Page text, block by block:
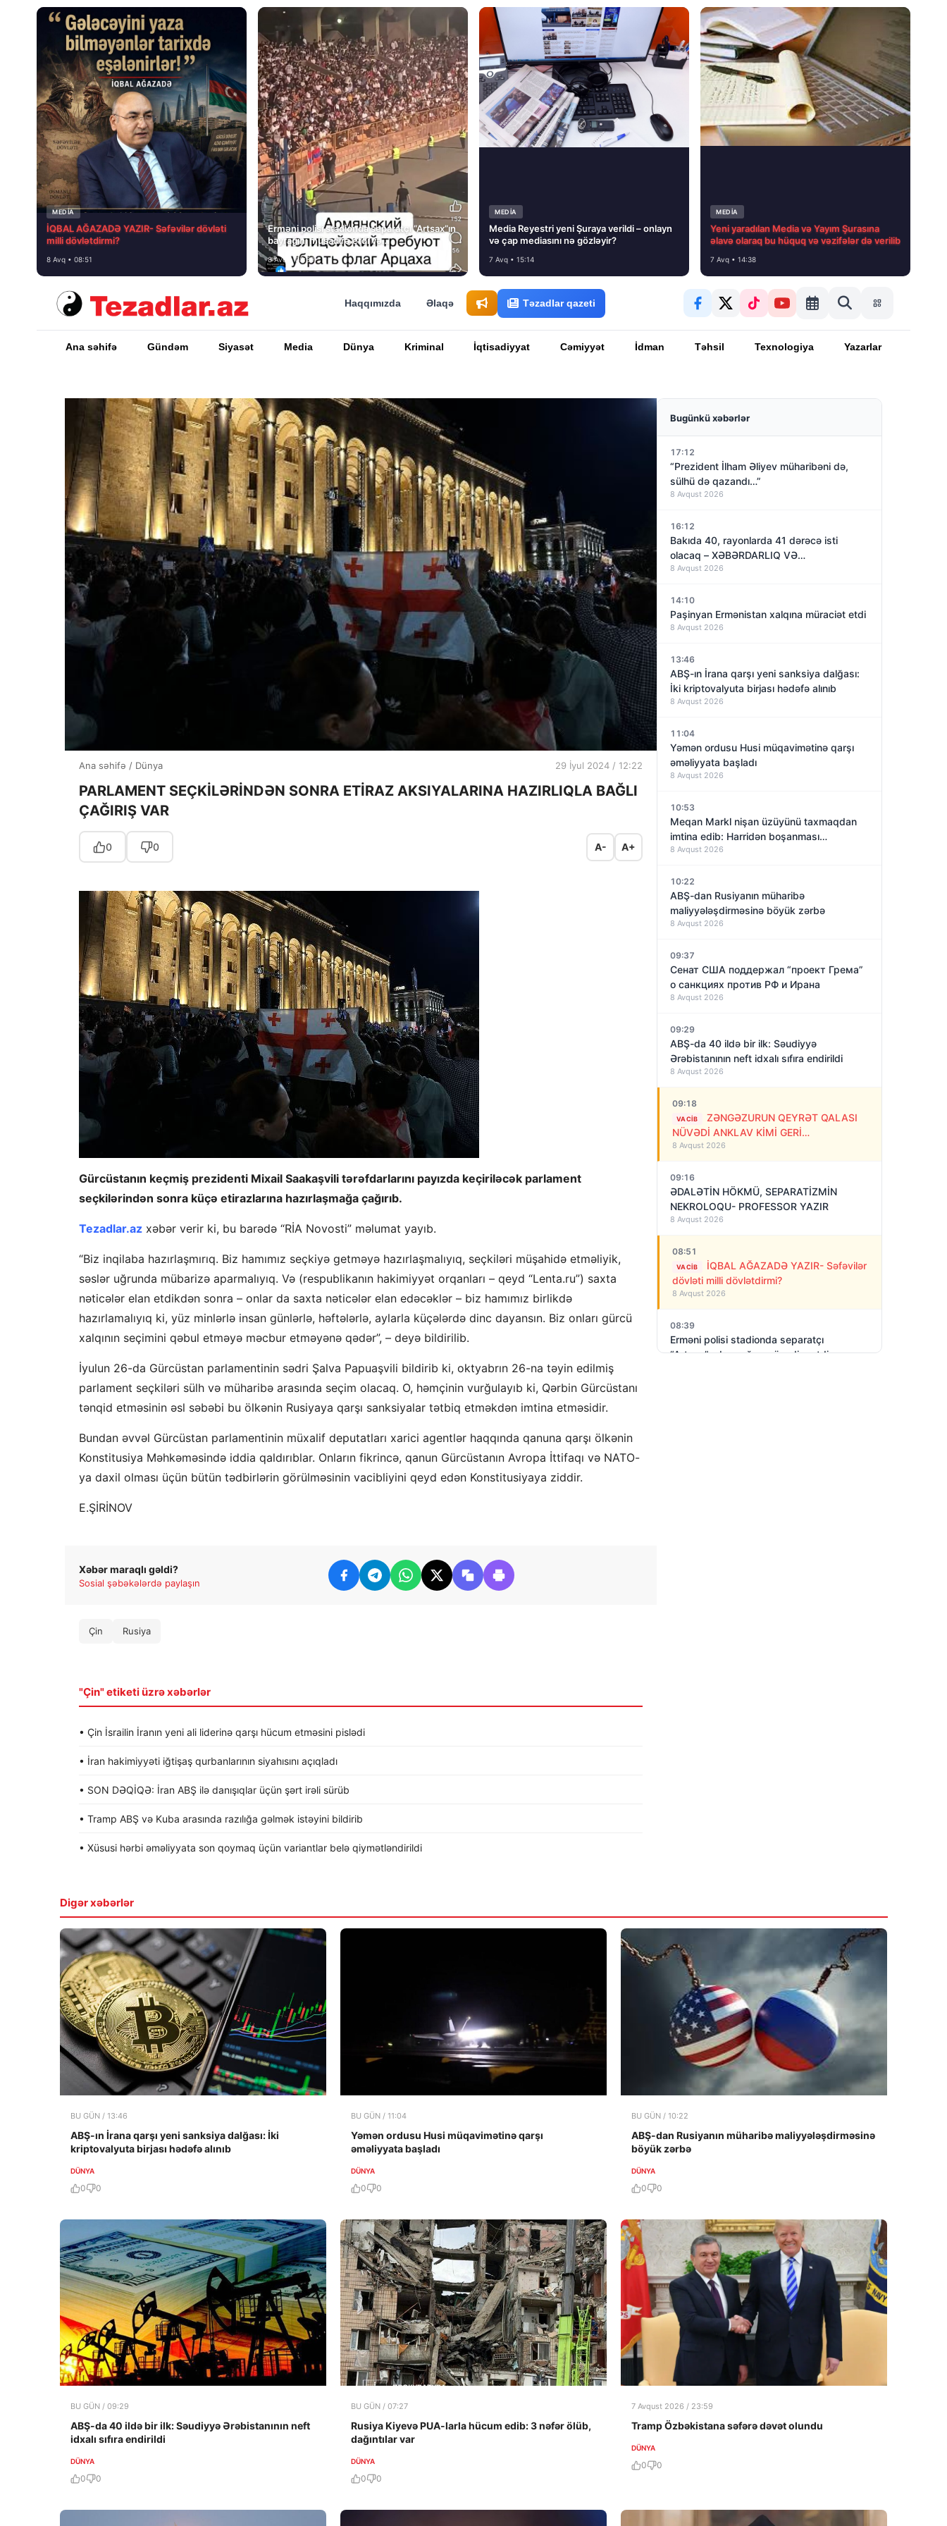
MEDİA
İQBAL AĞAZADƏ YAZIR- Səfəvilər dövləti
milli dövlətdirmi?
8 Avq • 08:51
Erməni polisi stadionda separatçı “Artsax”ın
bayrağını müsadirə etdi və…
8 Avq • 08:39
MEDİA
Media Reyestri yeni Şuraya verildi – onlayn
və çap mediasını nə gözləyir?
7 Avq • 15:14
MEDİA
Yeni yaradılan Media və Yayım Şurasına
əlavə olaraq bu hüquq və vəzifələr də verilib
7 Avq • 14:38
Haqqımızda Əlaqə Təzadlar qazeti
Ana səhifə Gündəm Siyasət Media Dünya Kriminal İqtisadiyyat Cəmiyyət İdman Təhsil Texnologiya Yazarlar
Ana səhifə / Dünya 29 İyul 2024 / 12:22
PARLAMENT SEÇKİLƏRİNDƏN SONRA ETİRAZ AKSIYALARINA HAZIRLIQLA BAĞLI
ÇAĞIRIŞ VAR
0 0 A- A+
Gürcüstanın keçmiş prezidenti Mixail Saakaşvili tərəfdarlarını payızda keçiriləcək parlament
seçkilərindən sonra küçə etirazlarına hazırlaşmağa çağırıb.
Tezadlar.az xəbər verir ki, bu barədə “RİA Novosti” məlumat yayıb.
“Biz inqilaba hazırlaşmırıq. Biz hamımız seçkiyə getməyə hazırlaşmalıyıq, seçkiləri müşahidə etməliyik,
səslər uğrunda mübarizə aparmalıyıq. Və (respublikanın hakimiyyət orqanları – qeyd “Lenta.ru”) saxta
nəticələr elan etdikdən sonra – onlar da saxta nəticələr elan edəcəklər – biz hamımız birlikdə
hazırlamalıyıq ki, yüz minlərlə insan günlərlə, həftələrlə, aylarla küçələrdə dinc dayansın. Biz onları gürcü
xalqının seçimini qəbul etməyə məcbur etməyənə qədər”, – deyə bildirilib.
İyulun 26-da Gürcüstan parlamentinin sədri Şalva Papuaşvili bildirib ki, oktyabrın 26-na təyin edilmiş
parlament seçkiləri sülh və müharibə arasında seçim olacaq. O, həmçinin vurğulayıb ki, Qərbin Gürcüstanı
tənqid etməsinin əsl səbəbi bu ölkənin Rusiyaya qarşı sanksiyalar tətbiq etməkdən imtina etməsidir.
Bundan əvvəl Gürcüstan parlamentinin müxalif deputatları xarici agentlər haqqında qanuna qarşı ölkənin
Konstitusiya Məhkəməsində iddia qaldırıblar. Onların fikrincə, qanun Gürcüstanın Avropa İttifaqı və NATO-
ya daxil olması üçün bütün tədbirlərin görülməsinin vacibliyini qeyd edən Konstitusiyaya ziddir.
E.ŞİRİNOV
Xəbər maraqlı gəldi?
Sosial şəbəkələrdə paylaşın
Çin Rusiya
"Çin" etiketi üzrə xəbərlər
• Çin İsrailin İranın yeni ali liderinə qarşı hücum etməsini pislədi
• İran hakimiyyəti iğtişaş qurbanlarının siyahısını açıqladı
• SON DƏQİQƏ: İran ABŞ ilə danışıqlar üçün şərt irəli sürüb
• Tramp ABŞ və Kuba arasında razılığa gəlmək istəyini bildirib
• Xüsusi hərbi əməliyyata son qoymaq üçün variantlar belə qiymətləndirildi
Bugünkü xəbərlər
17:12
“Prezident İlham Əliyev müharibəni də,
sülhü də qazandı…”
8 Avqust 2026
16:12
Bakıda 40, rayonlarda 41 dərəcə isti
olacaq – XƏBƏRDARLIQ VƏ…
8 Avqust 2026
14:10
Paşinyan Ermənistan xalqına müraciət etdi
8 Avqust 2026
13:46
ABŞ-ın İrana qarşı yeni sanksiya dalğası:
İki kriptovalyuta birjası hədəfə alınıb
8 Avqust 2026
11:04
Yəmən ordusu Husi müqavimətinə qarşı
əməliyyata başladı
8 Avqust 2026
10:53
Meqan Markl nişan üzüyünü taxmaqdan
imtina edib: Harridən boşanması
yaxınlaşırmı?
8 Avqust 2026
10:22
ABŞ-dan Rusiyanın müharibə
maliyyələşdirməsinə böyük zərbə
8 Avqust 2026
09:37
Сенат США поддержал “проект Грема”
о санкциях против РФ и Ирана
8 Avqust 2026
09:29
ABŞ-da 40 ildə bir ilk: Səudiyyə
Ərəbistanının neft idxalı sıfıra endirildi
8 Avqust 2026
09:18
VACIB
ZƏNGƏZURUN QEYRƏT QALASI
NÜVƏDİ ANKLAV KİMİ GERİ
QAYTARILMALIDIR!
8 Avqust 2026
09:16
ƏDALƏTİN HÖKMÜ, SEPARATİZMİN
NEKROLOQU- PROFESSOR YAZIR
8 Avqust 2026
08:51
VACIB
İQBAL AĞAZADƏ YAZIR- Səfəvilər
dövləti milli dövlətdirmi?
8 Avqust 2026
08:39
Erməni polisi stadionda separatçı
“Artsax”ın bayrağını müsadirə etdi və…
Digər xəbərlər
BU GÜN / 13:46
ABŞ-ın İrana qarşı yeni sanksiya dalğası: İki
kriptovalyuta birjası hədəfə alınıb
DÜNYA
0 0
BU GÜN / 11:04
Yəmən ordusu Husi müqavimətinə qarşı
əməliyyata başladı
DÜNYA
0 0
BU GÜN / 10:22
ABŞ-dan Rusiyanın müharibə maliyyələşdirməsinə
böyük zərbə
DÜNYA
0 0
BU GÜN / 09:29
ABŞ-da 40 ildə bir ilk: Səudiyyə Ərəbistanının neft
idxalı sıfıra endirildi
DÜNYA
0 0
BU GÜN / 07:27
Rusiya Kiyevə PUA-larla hücum edib: 3 nəfər ölüb,
dağıntılar var
DÜNYA
0 0
7 Avqust 2026 / 23:59
Tramp Özbəkistana səfərə dəvət olundu
DÜNYA
0 0